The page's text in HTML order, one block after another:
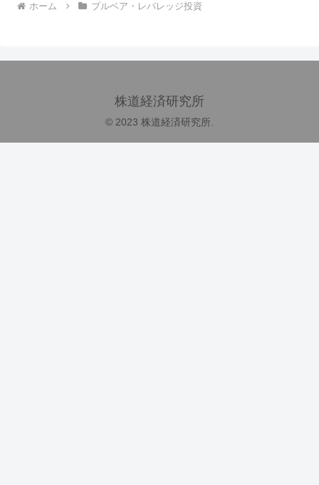
ホーム ブルベア・レバレッジ投資
株道経済研究所
© 2023 株道経済研究所.